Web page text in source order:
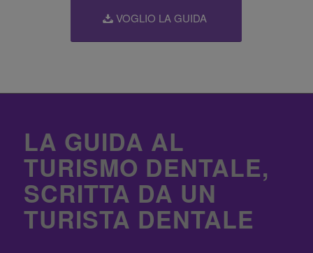
VOGLIO LA GUIDA
LA GUIDA AL
TURISMO DENTALE,
SCRITTA DA UN
TURISTA DENTALE